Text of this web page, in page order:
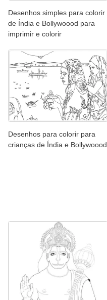
Desenhos simples para colorir
de Índia e Bollywoood para
imprimir e colorir
Desenhos para colorir para
crianças de Índia e Bollywoood